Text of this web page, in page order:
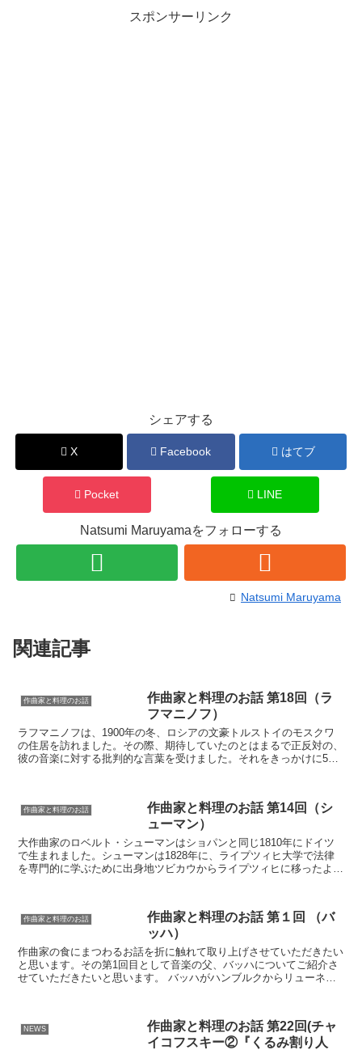
スポンサーリンク
シェアする
X Facebook はてブ
Pocket LINE
Natsumi Maruyamaをフォローする
Natsumi Maruyama
関連記事
作曲家と料理のお話
作曲家と料理のお話 第18回（ラ
フマニノフ）
ラフマニノフは、1900年の冬、ロシアの文豪トルストイのモスクワ
の住居を訪れました。その際、期待していたのとはまるで正反対の、
彼の音楽に対する批判的な言葉を受けました。それをきっかけに5日
作曲家と料理のお話
作曲家と料理のお話 第14回（シ
ューマン）
大作曲家のロベルト・シューマンはショパンと同じ1810年にドイツ
で生まれました。シューマンは1828年に、ライプツィヒ大学で法律
を専門的に学ぶために出身地ツビカウからライプツィヒに移ったよう
作曲家と料理のお話
作曲家と料理のお話 第１回 （バ
ッハ）
作曲家の食にまつわるお話を折に触れて取り上げさせていただきたい
と思います。その第1回目として音楽の父、バッハについてご紹介さ
せていただきたいと思います。 バッハがハンブルクからリューネブ
NEWS
作曲家と料理のお話 第22回(チャ
イコフスキー②『くるみ割り人